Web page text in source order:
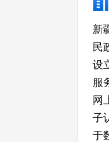
新
民
设
服
网
子
于